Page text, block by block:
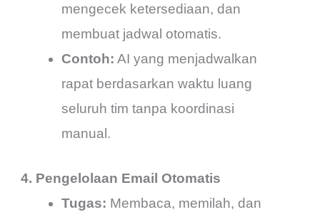
mengecek ketersediaan, dan
membuat jadwal otomatis.
Contoh: AI yang menjadwalkan
rapat berdasarkan waktu luang
seluruh tim tanpa koordinasi
manual.
4. Pengelolaan Email Otomatis
Tugas: Membaca, memilah, dan